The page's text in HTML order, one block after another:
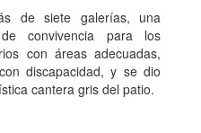
de siete galerías, una
convivencia para los
con áreas adecuadas,
discapacidad, y se dio
cantera gris del patio.